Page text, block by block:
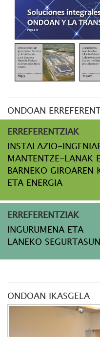
ONDOAN
ERREFERENTZIAK
INSTALAZIO-
MANTENTZE-LANAK
BARNEKO GIROAREN
ETA ENERGIA
ERREFERENTZIAK
INGURUMENA ETA
LANEKO
ONDOAN IKASGELA